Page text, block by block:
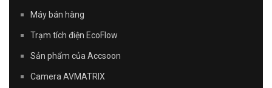
Máy bán hàng
Trạm tích điện EcoFlow
Sản phẩm của Accsoon
Camera AVMATRIX